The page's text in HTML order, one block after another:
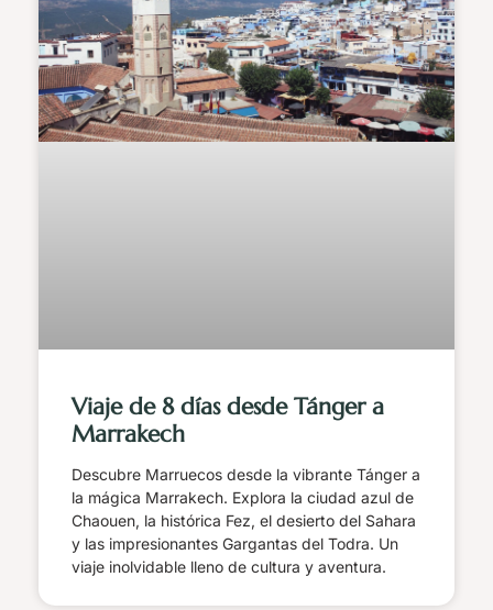
Viaje de 8 días desde Tánger a
Marrakech
Descubre Marruecos desde la vibrante Tánger a
la mágica Marrakech. Explora la ciudad azul de
Chaouen, la histórica Fez, el desierto del Sahara
y las impresionantes Gargantas del Todra. Un
viaje inolvidable lleno de cultura y aventura.